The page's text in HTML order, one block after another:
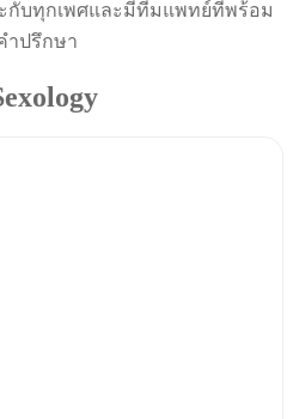
กับทุกเพศและมีทีมแพทย์ที่พร้อม
ำปรึกษา